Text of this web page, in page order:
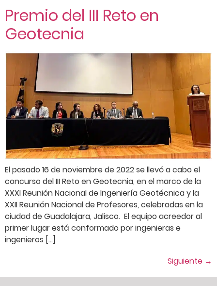
Premio del III Reto en
Geotecnia
El pasado 16 de noviembre de 2022 se llevó a cabo el
concurso del III Reto en Geotecnia, en el marco de la
XXXI Reunión Nacional de Ingeniería Geotécnica y la
XXII Reunión Nacional de Profesores, celebradas en la
ciudad de Guadalajara, Jalisco. El equipo acreedor al
primer lugar está conformado por ingenieras e
ingenieros […]
Siguiente →